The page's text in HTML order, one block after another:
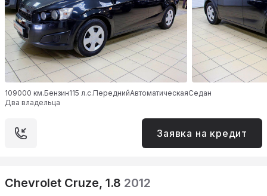
109000 км.Бензин115 л.с.ПереднийАвтоматическаяСедан
Два владельца
Заявка на кредит
Chevrolet Cruze, 1.8 2012